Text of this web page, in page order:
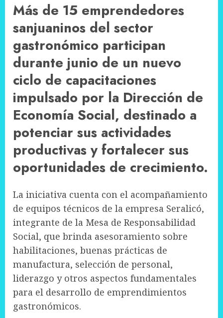
Más de 15 emprendedores
sanjuaninos del sector
gastronómico participan
durante junio de un nuevo
ciclo de capacitaciones
impulsado por la Dirección de
Economía Social, destinado a
potenciar sus actividades
productivas y fortalecer sus
oportunidades de crecimiento.
La iniciativa cuenta con el acompañamiento
de equipos técnicos de la empresa Seralicó,
integrante de la Mesa de Responsabilidad
Social, que brinda asesoramiento sobre
habilitaciones, buenas prácticas de
manufactura, selección de personal,
liderazgo y otros aspectos fundamentales
para el desarrollo de emprendimientos
gastronómicos.